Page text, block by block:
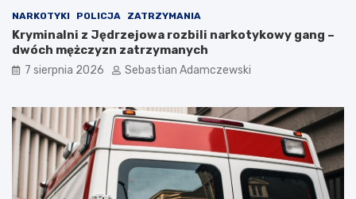
NARKOTYKI POLICJA ZATRZYMANIA
Kryminalni z Jędrzejowa rozbili narkotykowy gang –
dwóch mężczyzn zatrzymanych
7 sierpnia 2026 Sebastian Adamczewski